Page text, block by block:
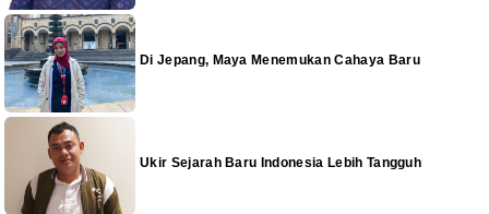
Di Jepang, Maya Menemukan Cahaya Baru
Ukir Sejarah Baru Indonesia Lebih Tangguh